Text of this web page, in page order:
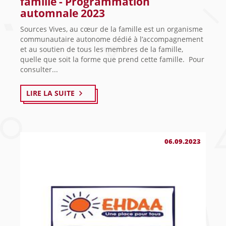
automnale 2023
Sources Vives, au cœur de la famille est un organisme
communautaire autonome dédié à l’accompagnement
et au soutien de tous les membres de la famille,
quelle que soit la forme que prend cette famille. Pour
consulter...
LIRE LA SUITE
06.09.2023